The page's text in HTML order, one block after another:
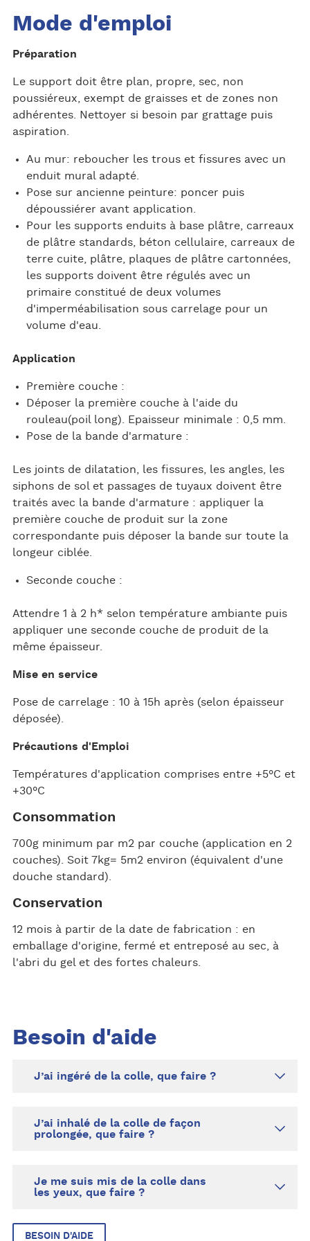
Mode d'emploi
Préparation
Le support doit être plan, propre, sec, non
poussiéreux, exempt de graisses et de zones non
adhérentes. Nettoyer si besoin par grattage puis
aspiration.
Au mur: reboucher les trous et fissures avec un
enduit mural adapté.
Pose sur ancienne peinture: poncer puis
dépoussiérer avant application.
Pour les supports enduits à base plâtre, carreaux
de plâtre standards, béton cellulaire, carreaux de
terre cuite, plâtre, plaques de plâtre cartonnées,
les supports doivent être régulés avec un
primaire constitué de deux volumes
d'imperméabilisation sous carrelage pour un
volume d'eau.
Application
Première couche :
Déposer la première couche à l'aide du
rouleau(poil long). Epaisseur minimale : 0,5 mm.
Pose de la bande d'armature :
Les joints de dilatation, les fissures, les angles, les
siphons de sol et passages de tuyaux doivent être
traités avec la bande d'armature : appliquer la
première couche de produit sur la zone
correspondante puis déposer la bande sur toute la
longeur ciblée.
Seconde couche :
Attendre 1 à 2 h* selon température ambiante puis
appliquer une seconde couche de produit de la
même épaisseur.
Mise en service
Pose de carrelage : 10 à 15h après (selon épaisseur
déposée).
Précautions d'Emploi
Températures d'application comprises entre +5°C et
+30°C
Consommation
700g minimum par m2 par couche (application en 2
couches). Soit 7kg= 5m2 environ (équivalent d'une
douche standard).
Conservation
12 mois à partir de la date de fabrication : en
emballage d'origine, fermé et entreposé au sec, à
l'abri du gel et des fortes chaleurs.
Besoin d'aide
J’ai ingéré de la colle, que faire ?
J’ai inhalé de la colle de façon
prolongée, que faire ?
Je me suis mis de la colle dans
les yeux, que faire ?
BESOIN D'AIDE